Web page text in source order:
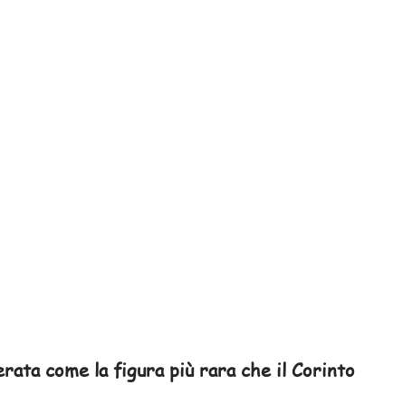
come la figura più rara che il Corinto